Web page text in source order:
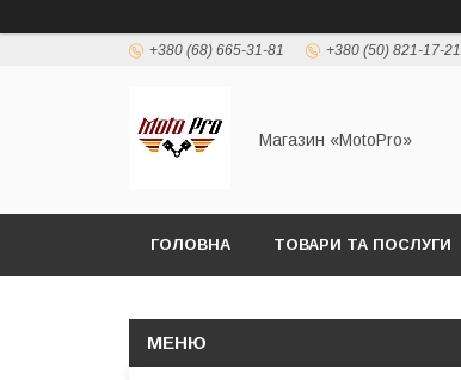
+380 (68) 665-31-81 +380 (50) 821-17-21
Магазин «MotoPro»
ГОЛОВНА ТОВАРИ ТА ПОСЛУГИ